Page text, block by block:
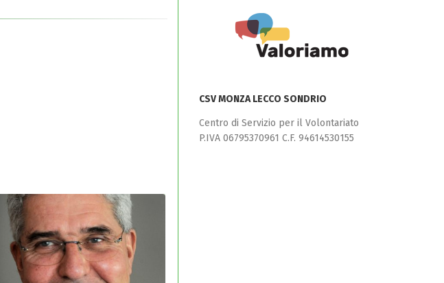
CSV MONZA LECCO SONDRIO
Centro di Servizio per il Volontariato
P.IVA 06795370961 C.F. 94614530155